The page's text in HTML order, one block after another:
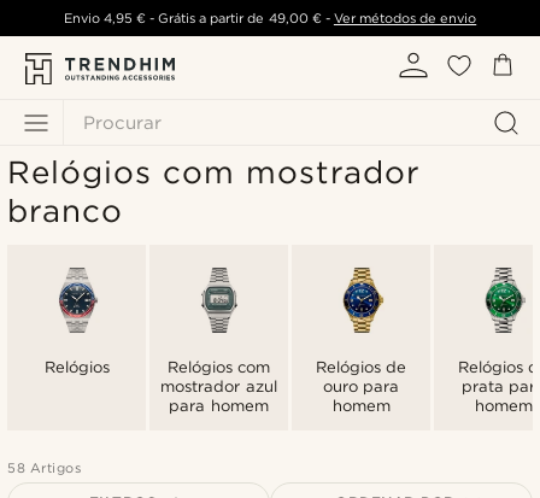
Procurar
Envio 4,95 €- Grátis a partir de 49,00 €- Ver métodos de envio
Relógios com mostrador
branco
Relógios
Relógios com
mostrador azul
para homem
Relógios de
ouro para
homem
Relógios
prata
homem
58 Artigos